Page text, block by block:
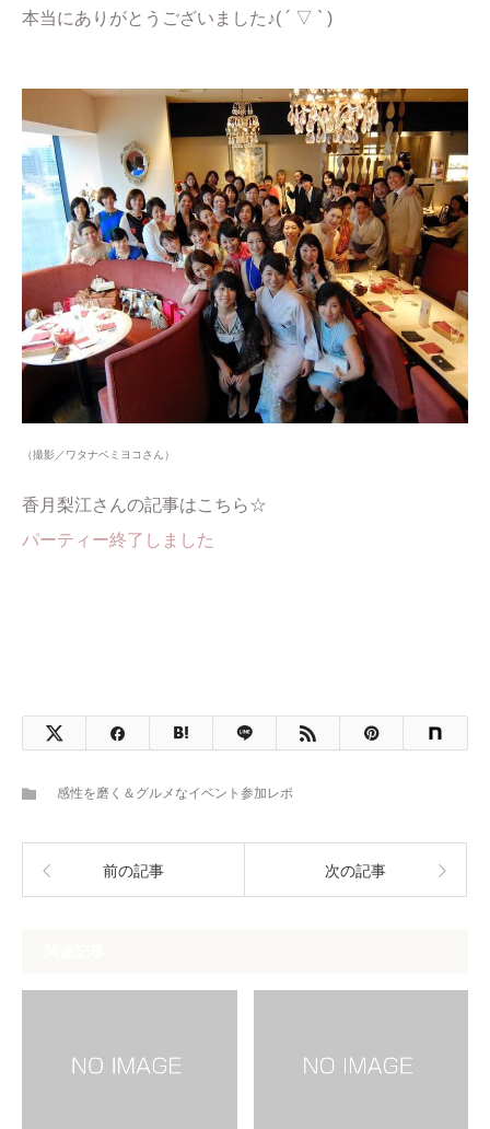
本当にありがとうございました♪( ´ ▽ ` )
（撮影／ワタナベミヨコさん）
香月梨江さんの記事はこちら☆
パーティー終了しました
感性を磨く＆グルメなイベント参加レポ
前の記事 次の記事